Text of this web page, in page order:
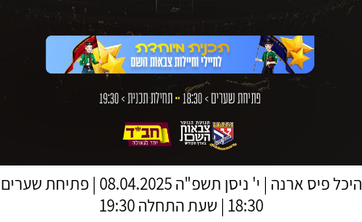
היכל פיס ארנה | י' ניסן תשפ"ה
08.04.2025 | פתיחת שערים
18:30 | שעת התחלה 19:30